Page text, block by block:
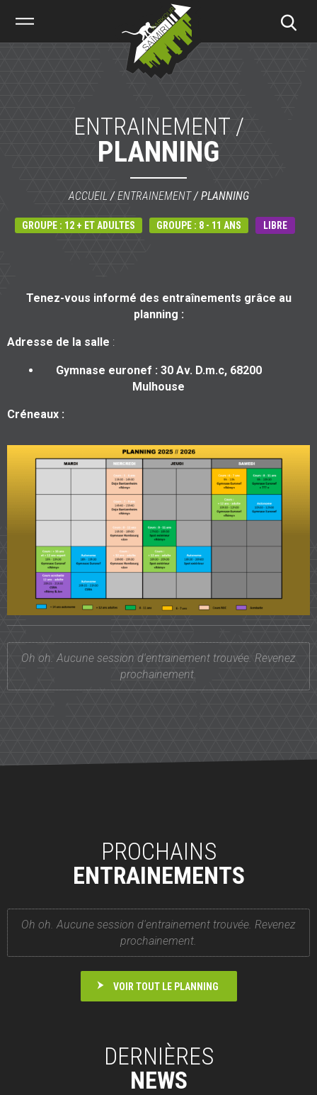
Parkour
ENTRAINEMENT /
PLANNING
ACCUEIL /ENTRAINEMENT/PLANNING
GROUPE : 12 + ET ADULTES GROUPE : 8 - 11 ANS LIBRE
Tenez-vous informé des entraînements grâce au
planning :
Adresse de la salle :
Gymnase euronef : 30 Av. D.m.c, 68200
Mulhouse
Créneaux :
Oh oh. Aucune session d'entrainement trouvée. Revenez
prochainement.
PROCHAINS
ENTRAINEMENTS
Oh oh. Aucune session d'entrainement trouvée. Revenez
prochainement.
VOIR TOUT LE PLANNING
DERNIÈRES
NEWS